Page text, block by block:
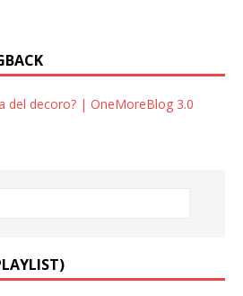
del decoro? | OneMoreBlog 3.0